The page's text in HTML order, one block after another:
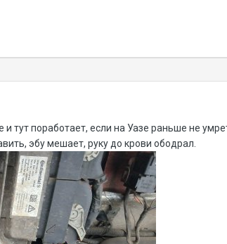
тут поработает, если на Уазе раньше не
эбу мешает, руку до крови ободрал.